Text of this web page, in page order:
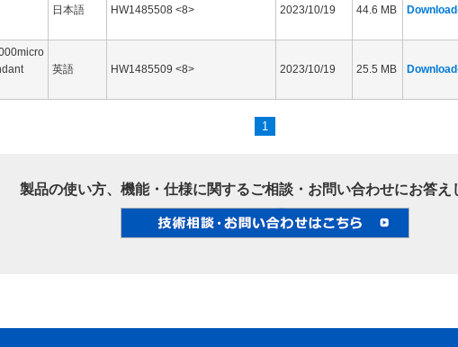
日本語 HW1485508 <8> 2023/10/19 44.6 MB
英語 HW1485509 <8> 2023/10/19 25.5 MB
1
製品の使い方、機能・仕様に関するご相談・お問い合わせにお答え